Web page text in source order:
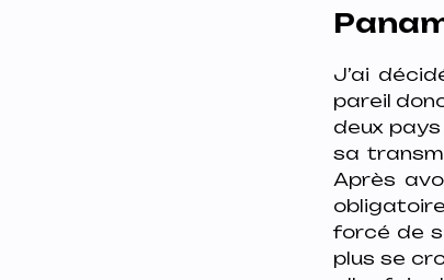
J’ai
pareil
deux
sa
Après
forcé de
plus se